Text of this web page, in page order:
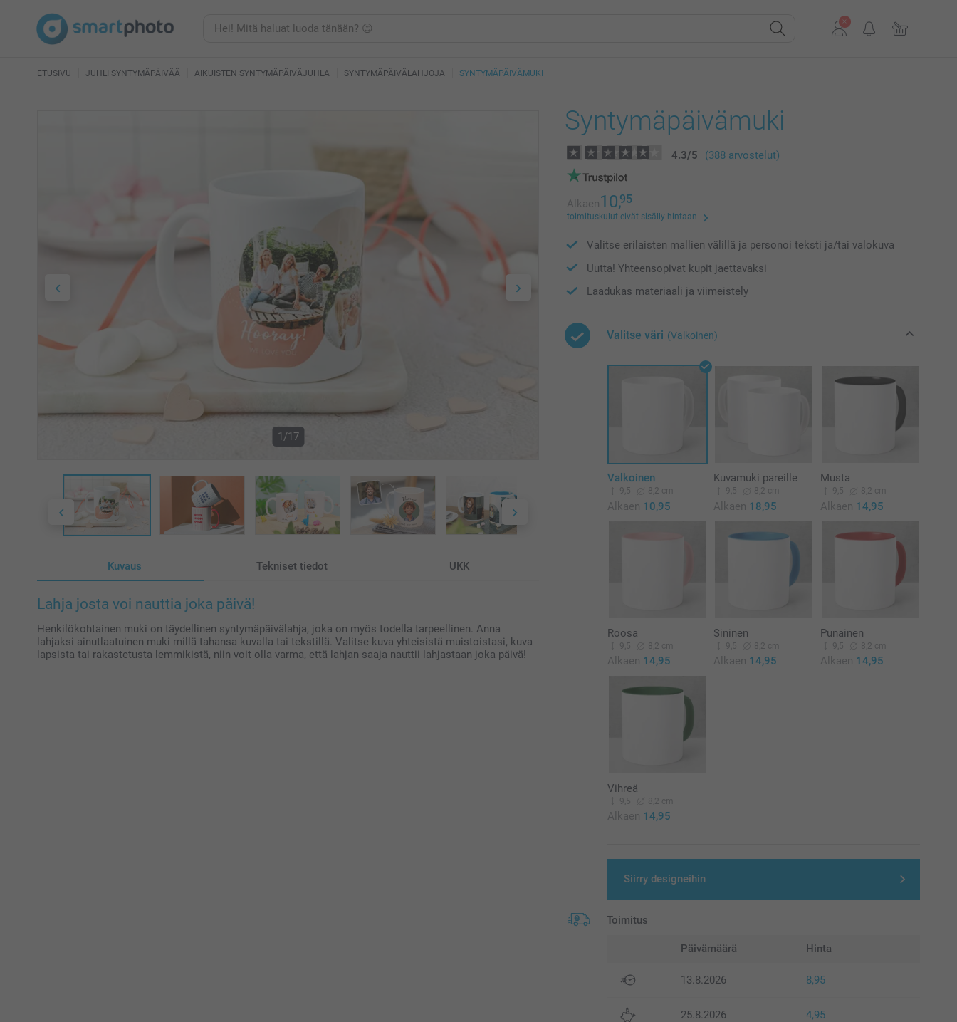
ETUSIVU JUHLI SYNTYMÄPÄIVÄÄ AIKUISTEN SYNTYMÄPÄIVÄJUHLA SYNTYMÄPÄIVÄLAHJOJA SYNTYMÄPÄIVÄMUKI
1/17
Kuvaus Tekniset tiedot UKK
Lahja josta voi nauttia joka päivä!
Henkilökohtainen muki on täydellinen syntymäpäivälahja, joka on myös todella tarpeellinen. Anna
lahjaksi ainutlaatuinen muki millä tahansa kuvalla tai tekstillä. Valitse kuva yhteisistä muistoistasi, kuva
lapsista tai rakastetusta lemmikistä, niin voit olla varma, että lahjan saaja nauttii lahjastaan ​​joka päivä!
Syntymäpäivämuki
4.3/5 (388 arvostelut)
Alkaen10,95
toimituskulut eivät sisälly hintaan
Valitse erilaisten mallien välillä ja personoi teksti ja/tai valokuva
Uutta! Yhteensopivat kupit jaettavaksi
Laadukas materiaali ja viimeistely
Valitse väri (Valkoinen)
Valkoinen
9,5 8,2 cm
Alkaen 10,95
Kuvamuki pareille
9,5 8,2 cm
Alkaen 18,95
Musta
9,5 8,2 cm
Alkaen 14,95
Roosa
9,5 8,2 cm
Alkaen 14,95
Sininen
9,5 8,2 cm
Alkaen 14,95
Punainen
9,5 8,2 cm
Alkaen 14,95
Vihreä
9,5 8,2 cm
Alkaen 14,95
Siirry designeihin
Toimitus
Päivämäärä Hinta
13.8.2026 8,95
25.8.2026 4,95